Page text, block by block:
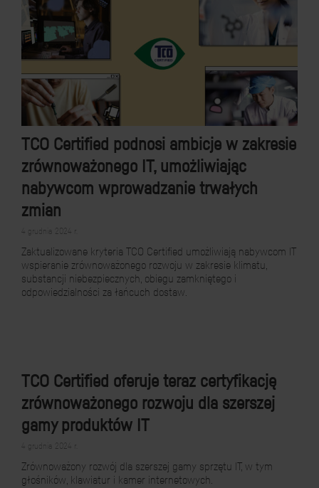
TCO Certified podnosi ambicje w zakresie
zrównoważonego IT, umożliwiając
nabywcom wprowadzanie trwałych
zmian
4 grudnia 2024 r.
Zaktualizowane kryteria TCO Certified umożliwiają nabywcom IT
wspieranie zrównoważonego rozwoju w zakresie klimatu,
substancji niebezpiecznych, obiegu zamkniętego i
odpowiedzialności za łańcuch dostaw.
TCO Certified oferuje teraz certyfikację
zrównoważonego rozwoju dla szerszej
gamy produktów IT
4 grudnia 2024 r.
Zrównoważony rozwój dla szerszej gamy sprzętu IT, w tym
głośników, klawiatur i kamer internetowych.